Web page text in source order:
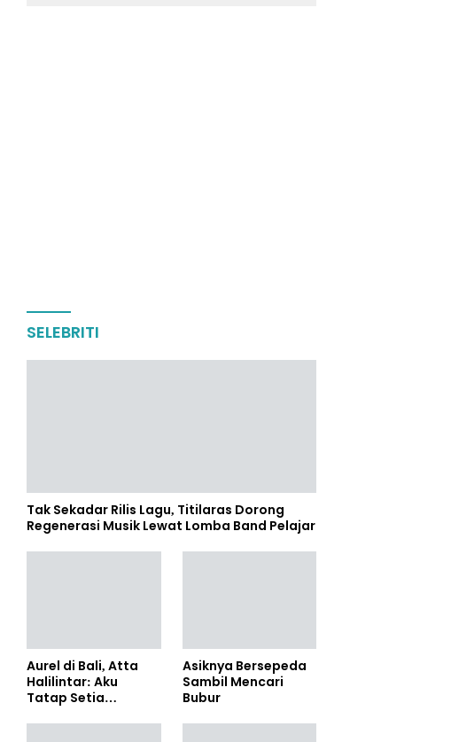
SELEBRITI
Tak Sekadar Rilis Lagu, Titilaras Dorong
Regenerasi Musik Lewat Lomba Band Pelajar
Aurel di Bali, Atta
Halilintar: Aku
Tatap Setia
Asiknya Bersepeda
Sambil Mencari
Bubur